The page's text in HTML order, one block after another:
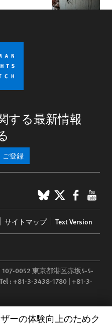
する最新情報
ご登録
BlueSky
X
サイトマップ Text Version
0052 東京都港区赤坂5-5-
Tel :+81-3-3438-1780 | +81-3-
ーの体験向上のためク